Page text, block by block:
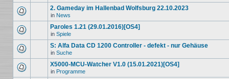
2. Gameday im Hallenbad Wolfsburg 22.10.2023
in News
Paroles 1.21 (29.01.2016)[OS4]
in Spiele
S: Alfa Data CD 1200 Controller - defekt - nur Gehäuse
in Suche
X5000-MCU-Watcher V1.0 (15.01.2021)[OS4]
in Programme